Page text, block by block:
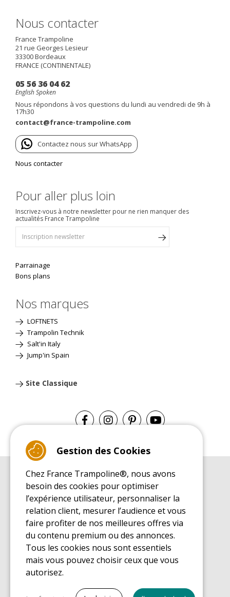
Nous contacter
France Trampoline
21 rue Georges Lesieur
33300Bordeaux
FRANCE (CONTINENTALE)
05 56 36 04 62
English Spoken
Nous répondons à vos questions du lundi au vendredi de 9h à
17h30
contact@france-trampoline.com
Contactez nous sur WhatsApp
Nous contacter
Pour aller plus loin
Inscrivez-vous à notre newsletter pour ne rien manquer des
actualités France Trampoline
Parrainage
Bons plans
Nos marques
LOFTNETS
Trampolin Technik
Salt'in Italy
Jump'in Spain
Site Classique
GUIDE D'ACHAT
Guide d'achat pour les trampolines de loisirs
GUIDE DE MONTAGE
Guide de montage pour les trampolines de loisirs
GUIDE D'ENTRETIEN
Guide d'entretien des trampolines de loisirs
GUIDE DÉCOUVERTE
Guide de découverte des trampolines de loisirs
GUIDE D'ACHAT PIÈCES DE RECHANGE
Gestion des Cookies
Chez France Trampoline®, nous avons
besoin des cookies pour optimiser
l’expérience utilisateur, personnaliser la
relation client, mesurer l’audience et vous
faire profiter de nos meilleures offres via
du contenu premium ou des annonces.
Tous les cookies nous sont essentiels
mais vous pouvez choisir ceux que vous
autorisez.